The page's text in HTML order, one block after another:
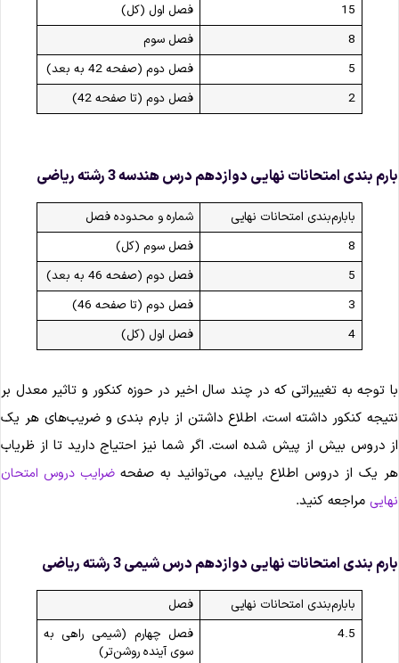
15
فصل اول (کل)
8
فصل سوم
5
فصل دوم (صفحه 42 به بعد)
2
فصل دوم (تا صفحه 42)
بندی امتحانات نهایی دوازدهم درس هندسه 3 رشته ریاضی
بابارم‌بندی امتحانات نهایی
شماره و محدوده فصل
8
فصل سوم (کل)
5
فصل دوم (صفحه 46 به بعد)
3
فصل دوم (تا صفحه 46)
4
فصل اول (کل)
توجه به تغییراتی که در چند سال اخیر در حوزه کنکور و تاثیر معدل بر
نتیجه کنکور داشته است، اطلاع داشتن از بارم ‎بندی و ضریب‌های هر یک
دروس بیش از پیش شده است. اگر شما نیز احتیاج دارید تا از ظریاب
یک از دروس اطلاع یابید، می‌توانید به صفحهضرایب دروس امتحان
مراجعه کنید.
بندی امتحانات نهایی دوازدهم درس شیمی 3 رشته ریاضی
بابارم‌بندی امتحانات نهایی
فصل
4.5
فصل چهارم (شیمی راهی به
سوی آینده روشن‌تر)